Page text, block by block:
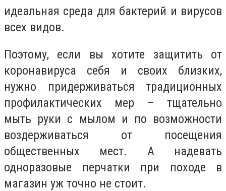
идеальная среда для бактерий и вирусов
всех видов.
Поэтому, если вы хотите защитить от
коронавируса себя и своих близких,
нужно придерживаться традиционных
профилактических мер – тщательно
мыть руки с мылом и по возможности
воздерживаться от посещения
общественных мест. А надевать
одноразовые перчатки при походе в
магазин уж точно не стоит.